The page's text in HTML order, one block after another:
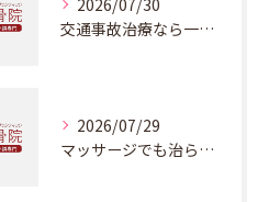
2026/07/30
交通事故治療なら一善整骨院・本物のカイロプラクティックを受けることが出来ます
2026/07/29
マッサージでも治らない肩こり・偏頭痛の根本原因とは？浜松市でカイロプラクティックをお探しなら一善整骨院へ